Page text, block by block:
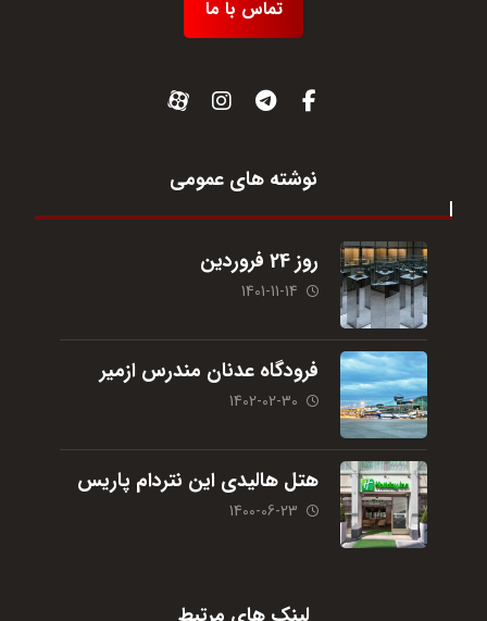
تماس با ما
نوشته های عمومی
روز 24 فروردین
1401-11-14
فرودگاه عدنان مندرس ازمیر
1402-02-30
هتل هالیدی این نتردام پاریس
1400-06-23